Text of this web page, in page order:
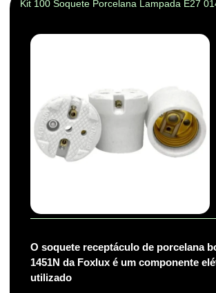
Kit 100 Soquete Porcelana Lampada E27
O soquete receptáculo de porcelana
1451N da Foxlux é um componente
utilizado